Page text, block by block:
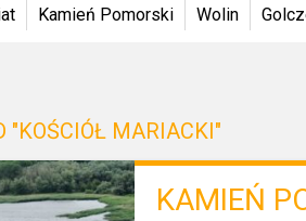
Kamień Pomorski Wolin
"KOŚCIÓŁ MARIACKI"
KAMIEŃ